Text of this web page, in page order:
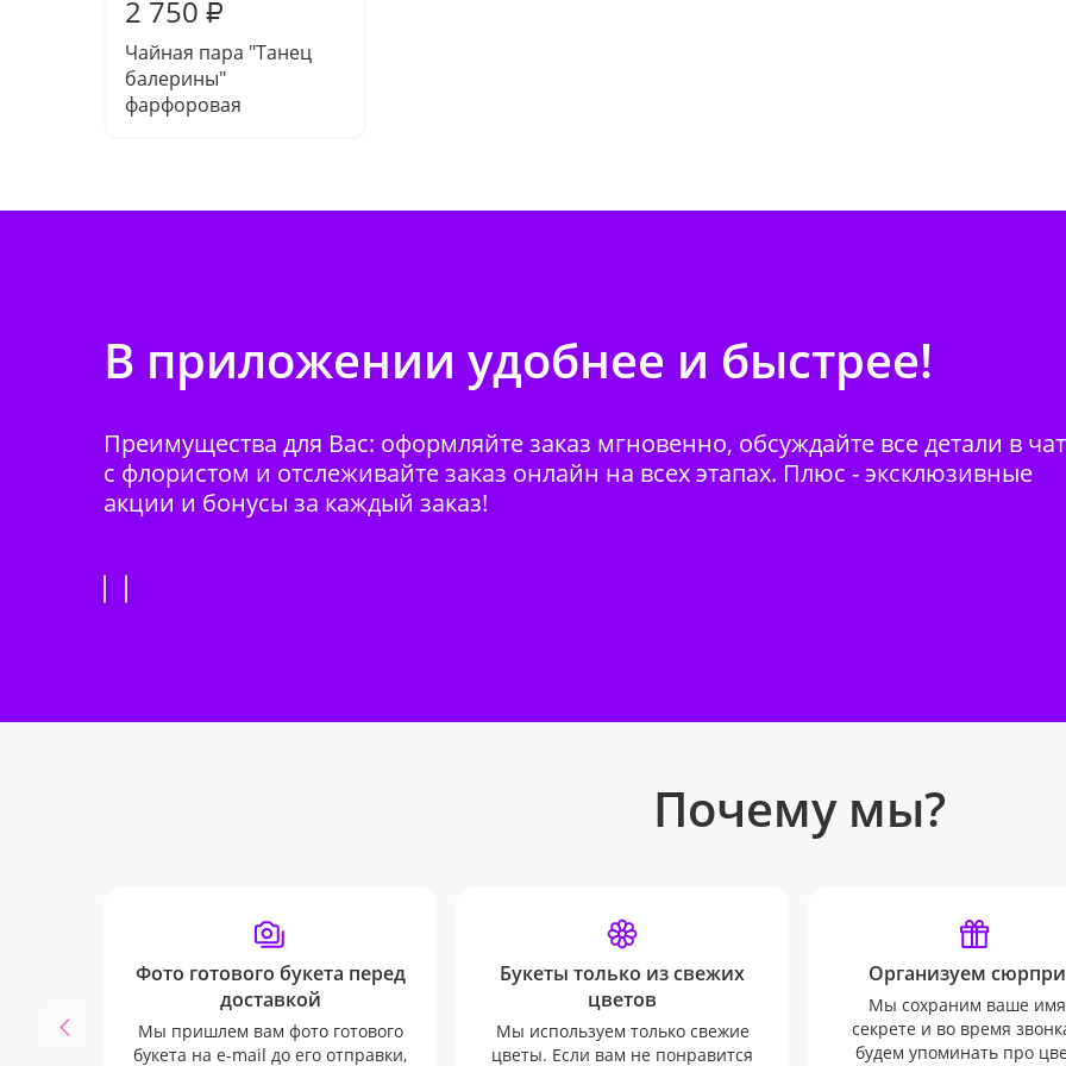
2 750 ₽
Чайная пара "Танец
балерины"
фарфоровая
В приложении удобнее и быстрее!
Преимущества для Вас: оформляйте заказ мгновенно, обсуждайте все детали в
с флористом и отслеживайте заказ онлайн на всех этапах. Плюс - эксклюзивные
акции и бонусы за каждый заказ!
Почему мы?
Фото готового букета перед
доставкой
Мы пришлем вам фото готового
букета на e-mail до его отправки,
Букеты только из свежих
цветов
Мы используем только свежие
цветы. Если вам не понравится
Организуем
Мы сохраним ваше
секрете и во время
будем упоминать про